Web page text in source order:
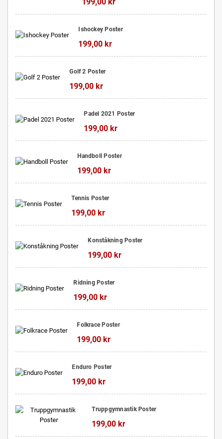
Ishockey Poster
199,00 kr
Golf 2 Poster
199,00 kr
Padel 2021 Poster
199,00 kr
Handboll Poster
199,00 kr
Tennis Poster
199,00 kr
Konståkning Poster
199,00 kr
Ridning Poster
199,00 kr
Folkrace Poster
199,00 kr
Enduro Poster
199,00 kr
Truppgymnastik Poster
199,00 kr